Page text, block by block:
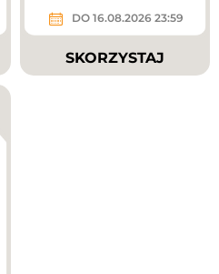
DO 16.08.2026 23:59
SKORZYSTAJ